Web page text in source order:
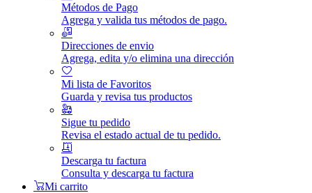
Métodos de Pago
Agrega y valida tus métodos de pago.
Direcciones de envio
Agrega, edita y/o elimina una dirección
Mi lista de Favoritos
Guarda y revisa tus productos
Sigue tu pedido
Revisa el estado actual de tu pedido.
Descarga tu factura
Consulta y descarga tu factura
Mi carrito